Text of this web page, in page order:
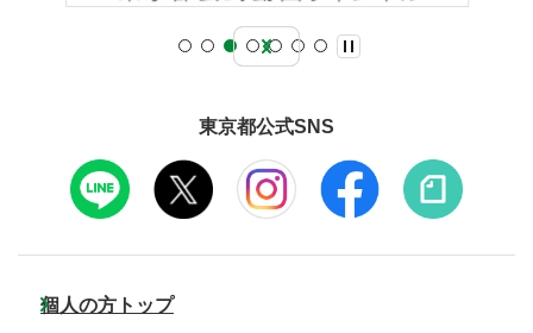
東京都公式SNS
個人の方トップ